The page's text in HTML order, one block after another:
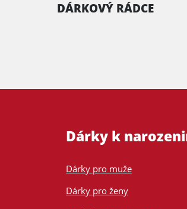
DÁRKOVÝ RÁDCE
Dárky k
Dárky pro muže
Dárky pro ženy